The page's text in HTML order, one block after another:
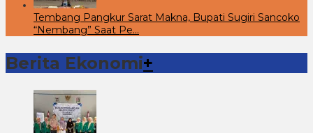
Tembang Pangkur Sarat Makna, Bupati Sugiri Sancoko
“Nembang” Saat Pe…
Berita Ekonomi+